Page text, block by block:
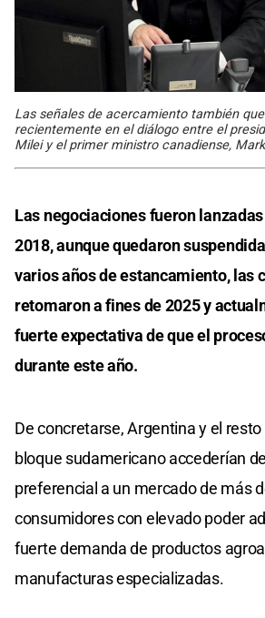
Las señales de acercamiento también
recientemente en el diálogo entre el
Milei y el primer ministro canadiense,
Las negociaciones fueron
2018, aunque quedaron
varios años de estancamiento, las
retomaron a fines de 2025 y
fuerte expectativa de que el
durante este año.
De concretarse, Argentina y el resto
bloque sudamericano accederían
preferencial a un mercado de más
consumidores con elevado poder
fuerte demanda de productos
manufacturas especializadas.